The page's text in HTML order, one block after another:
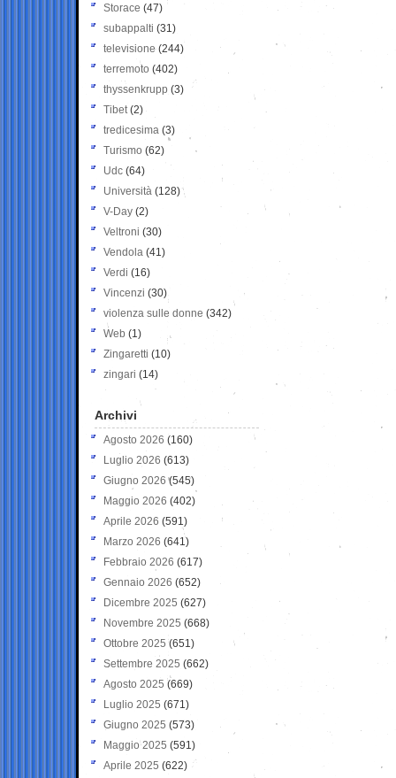
Storace (47)
subappalti (31)
televisione(244)
terremoto (402)
thyssenkrupp (3)
Tibet(2)
tredicesima (3)
Turismo (62)
Udc (64)
Università (128)
V-Day (2)
Veltroni (30)
Vendola (41)
Verdi (16)
Vincenzi (30)
violenza sulle donne (342)
Web (1)
Zingaretti (10)
zingari (14)
Archivi
Agosto 2026 (160)
Luglio 2026 (613)
Giugno 2026 (545)
Maggio 2026 (402)
Aprile 2026 (591)
Marzo 2026 (641)
Febbraio 2026 (617)
Gennaio 2026 (652)
Dicembre 2025 (627)
Novembre 2025 (668)
Ottobre 2025 (651)
Settembre 2025 (662)
Agosto 2025 (669)
Luglio 2025 (671)
Giugno 2025 (573)
Maggio 2025 (591)
Aprile 2025 (622)